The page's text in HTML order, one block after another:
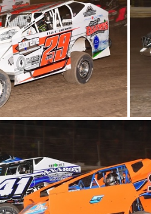
DSP 0087
DSP 0283